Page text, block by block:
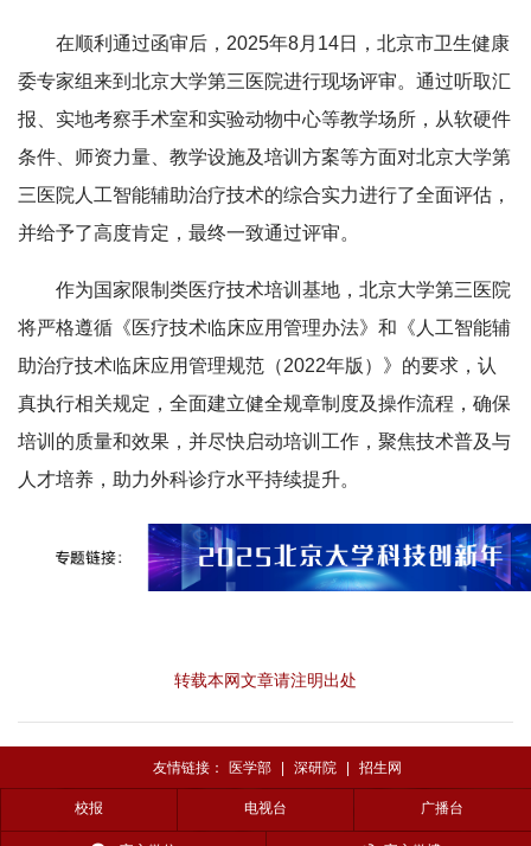
在顺利通过函审后，2025年8月14日，北京市卫生健康
委专家组来到北京大学第三医院进行现场评审。通过听取汇
报、实地考察手术室和实验动物中心等教学场所，从软硬件
条件、师资力量、教学设施及培训方案等方面对北京大学第
三医院人工智能辅助治疗技术的综合实力进行了全面评估，
并给予了高度肯定，最终一致通过评审。
作为国家限制类医疗技术培训基地，北京大学第三医院
将严格遵循《医疗技术临床应用管理办法》和《人工智能辅
助治疗技术临床应用管理规范（2022年版）》的要求，认
真执行相关规定，全面建立健全规章制度及操作流程，确保
培训的质量和效果，并尽快启动培训工作，聚焦技术普及与
人才培养，助力外科诊疗水平持续提升。
转载本网文章请注明出处
友情链接： 医学部 | 深研院 | 招生网
校报 电视台 广播台